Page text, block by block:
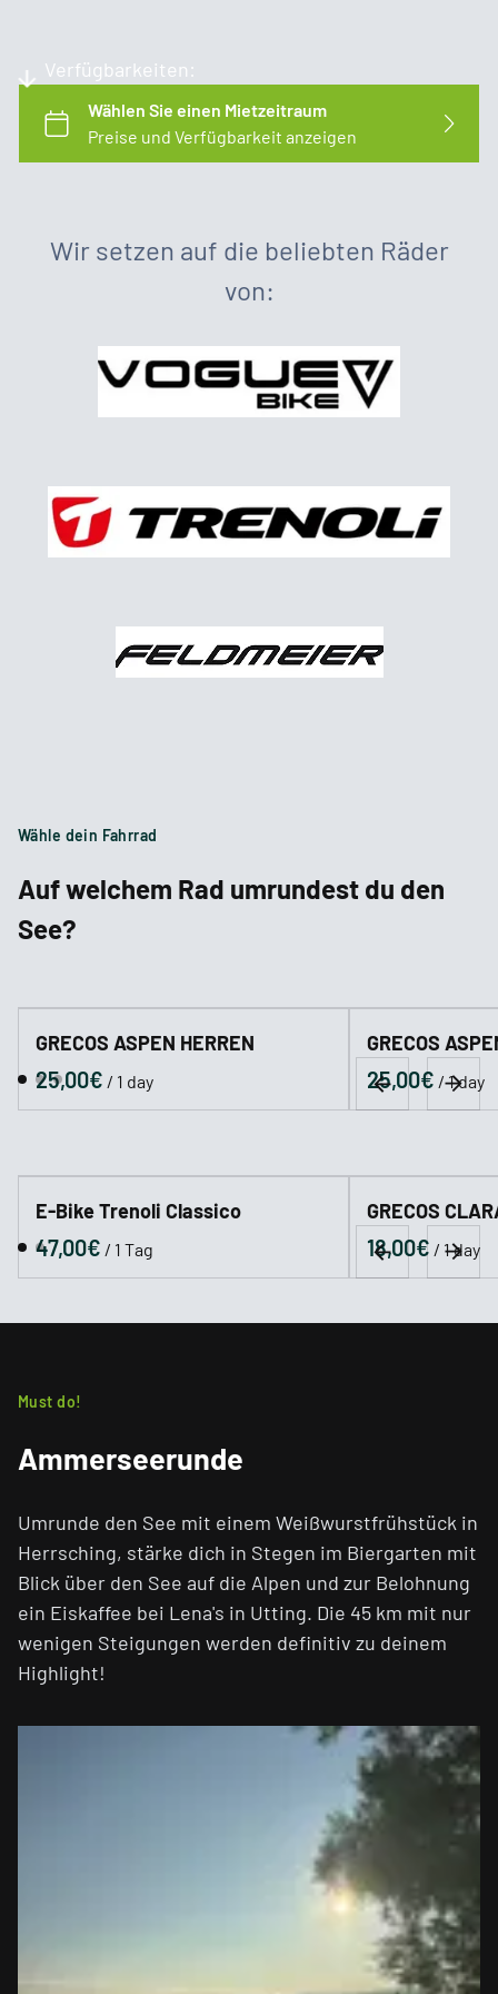
Verfügbarkeiten:
Wir setzen auf die beliebten Räder
von:
Wähle dein Fahrrad
Auf welchem Rad umrundest du den
See?
GRECOS ASPEN HERREN
/
GRECOS
/
E-Bike Trenoli Classico
/
GRECOS
/
Must do!
Ammerseerunde
Umrunde den See mit einem Weißwurstfrühstück in
Herrsching, stärke dich in Stegen im Biergarten mit
Blick über den See auf die Alpen und zur Belohnung
ein Eiskaffee bei Lena's in Utting. Die 45 km mit nur
wenigen Steigungen werden definitiv zu deinem
Highlight!